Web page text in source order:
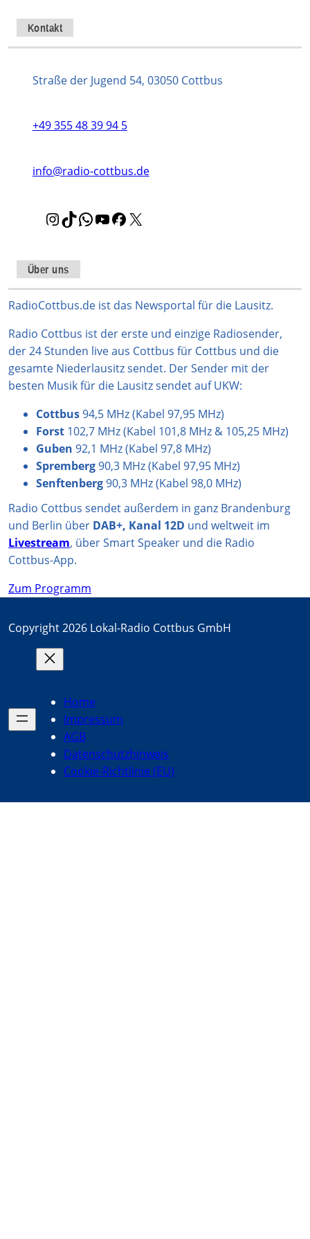
Kontakt
Straße der Jugend 54, 03050 Cottbus
+49 355 48 39 94 5
info@radio-cottbus.de
I
t
a
g
a
m
T
o
k
W
s
A
p
Y
u
b
F
b
o
k
Über uns
RadioCottbus.de ist das Newsportal für die Lausitz.
Radio Cottbus ist der erste und einzige Radiosender,
der 24 Stunden live aus Cottbus für Cottbus und die
gesamte Niederlausitz sendet. Der Sender mit der
besten Musik für die Lausitz sendet auf UKW:
Cottbus94,5 MHz (Kabel 97,95 MHz)
Forst 102,7 MHz (Kabel 101,8 MHz & 105,25 MHz)
Guben 92,1 MHz (Kabel 97,8 MHz)
Spremberg90,3 MHz (Kabel 97,95 MHz)
Senftenberg90,3 MHz (Kabel 98,0 MHz)
Radio Cottbus sendet außerdem in ganz Brandenburg
und Berlin über DAB+, Kanal 12D und weltweit im
Livestream, über Smart Speaker und die Radio
Cottbus-App.
Zum Programm
Copyright 2026 Lokal-Radio Cottbus GmbH
Home
Impressum
AGB
Datenschutzhinweis
Cookie-Richtlinie (EU)